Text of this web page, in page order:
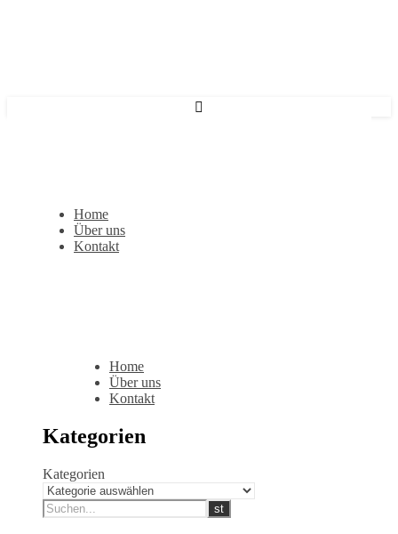
Home
Über uns
Kontakt
Home
Über uns
Kontakt
Kategorien
Kategorien